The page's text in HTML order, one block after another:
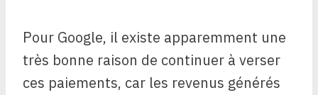
Pour Google, il existe apparemment une
très bonne raison de continuer à verser
ces paiements, car les revenus générés